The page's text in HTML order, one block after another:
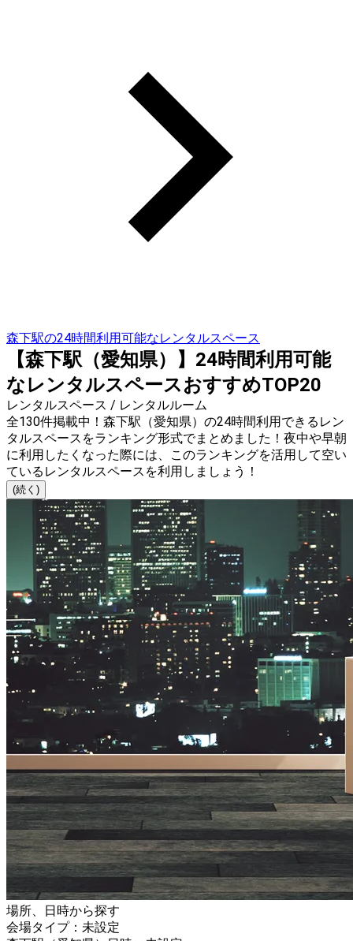
森下駅の24時間利用可能なレンタルスペース
【森下駅（愛知県）】24時間利用可能
なレンタルスペースおすすめTOP20
レンタルスペース / レンタルルーム
全130件掲載中！森下駅（愛知県）の24時間利用できるレン
タルスペースをランキング形式でまとめました！夜中や早朝
に利用したくなった際には、このランキングを活用して空い
ているレンタルスペースを利用しましょう！
(続く)
場所、日時から探す
会場タイプ：未設定